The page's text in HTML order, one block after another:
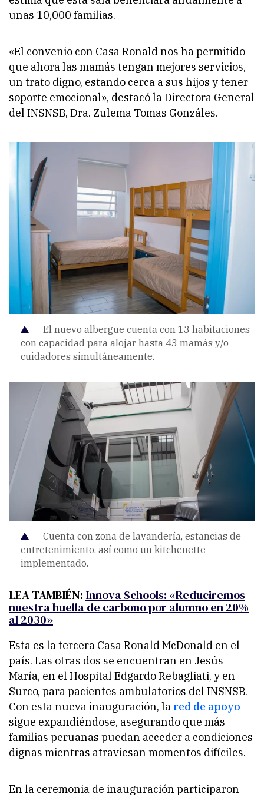
unas 10,000 familias.
«El convenio con Casa Ronald nos ha permitido
que ahora las mamás tengan mejores servicios,
un trato digno, estando cerca a sus hijos y tener
soporte emocional», destacó la Directora General
del INSNSB, Dra. Zulema Tomas Gonzáles.
El nuevo albergue cuenta con 13 habitaciones
con capacidad para alojar hasta 43 mamás y/o
cuidadores simultáneamente.
Cuenta con zona de lavandería, estancias de
entretenimiento, así como un kitchenette
implementado.
LEA TAMBIÉN: Innova Schools: «Reduciremos
nuestra huella de carbono por alumno en 20%
al 2030»
Esta es la tercera Casa Ronald McDonald en el
país. Las otras dos se encuentran en Jesús
María, en el Hospital Edgardo Rebagliati, y en
Surco, para pacientes ambulatorios del INSNSB.
Con esta nueva inauguración, la red de apoyo
sigue expandiéndose, asegurando que más
familias peruanas puedan acceder a condiciones
dignas mientras atraviesan momentos difíciles.
En la ceremonia de inauguración participaron